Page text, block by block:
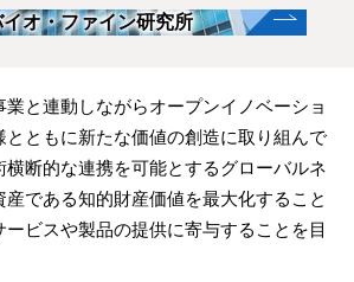
イオ・ファイン研究所
と連動しながらオープンイノベーショ
とともに新たな価値の創造に取り組んで
横断的な連携を可能とするグローバルネ
産である知的財産価値を最大化すること
ビスや製品の提供に寄与することを目